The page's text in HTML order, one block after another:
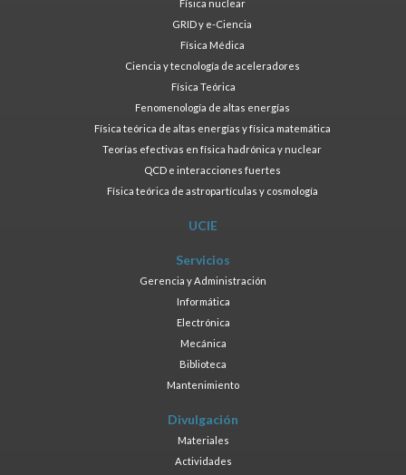
Física nuclear
GRID y e-Ciencia
Física Médica
Ciencia y tecnología de aceleradores
Física Teórica
Fenomenología de altas energías
Física teórica de altas energías y física matemática
Teorías efectivas en física hadrónica y nuclear
QCD e interacciones fuertes
Física teórica de astropartículas y cosmología
UCIE
Servicios
Gerencia y Administración
Informática
Electrónica
Mecánica
Biblioteca
Mantenimiento
Divulgación
Materiales
Actividades